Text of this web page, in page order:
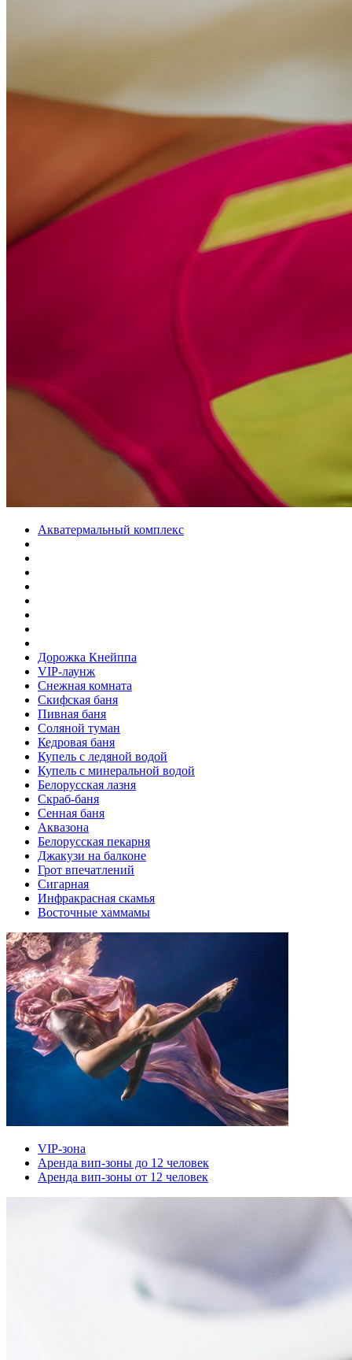
Акватермальный комплекс
Дорожка Кнейппа
VIP-лаунж
Снежная комната
Скифская баня
Пивная баня
Соляной туман
Кедровая баня
Купель с ледяной водой
Купель с минеральной водой
Белорусская лазня
Скраб-баня
Сенная баня
Аквазона
Белорусская пекарня
Джакузи на балконе
Грот впечатлений
Сигарная
Инфракрасная скамья
Восточные хаммамы
VIP-зона
Аренда вип-зоны до 12 человек
Аренда вип-зоны от 12 человек